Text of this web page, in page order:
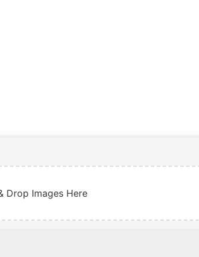
Drop Images Here